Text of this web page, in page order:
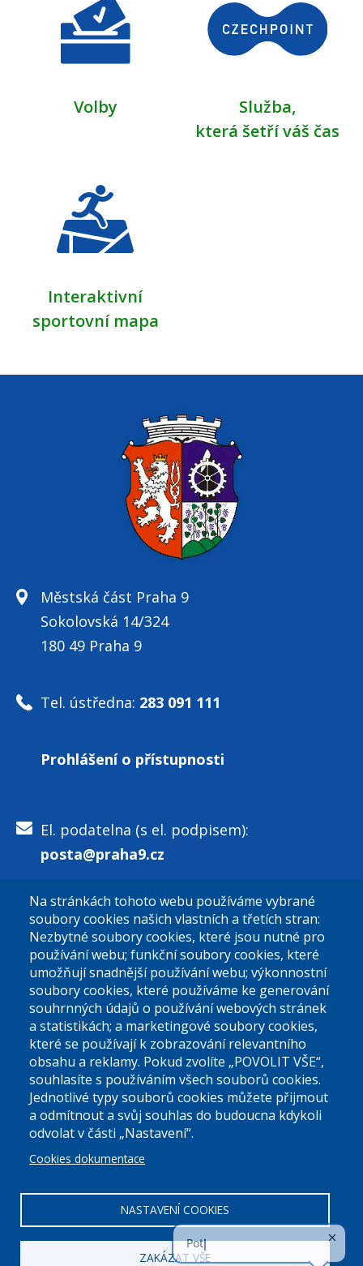
Volby
Služba,
která šetří váš čas
Interaktivní
sportovní mapa
Městská část Praha 9
Sokolovská 14/324
180 49 Praha 9
Tel. ústředna: 283 091 111
Prohlášení o přístupnosti
El. podatelna (s el. podpisem):
posta@praha9.cz
El. podatelna (bez el. podpisu):
podatelna@praha9.cz
Úřední dny:
Po a St: 08.00-12.00; 13.00-18.00
Úřední hodiny
00063894DIČ:CZ00063894
Na stránkách tohoto webu používáme vybrané
soubory cookies našich vlastních a třetích stran:
Nezbytné soubory cookies, které jsou nutné pro
používání webu; funkční soubory cookies, které
umožňují snadnější používání webu; výkonnostní
soubory cookies, které používáme ke generování
souhrnných údajů o používání webových stránek
a statistikách; a marketingové soubory cookies,
které se používají k zobrazování relevantního
obsahu a reklamy. Pokud zvolíte „POVOLIT VŠE“,
souhlasíte s používáním všech souborů cookies.
Jednotlivé typy souborů cookies můžete přijmout
a odmítnout a svůj souhlas do budoucna kdykoli
odvolat v části „Nastavení“.
Cookies dokumentace
NASTAVENÍ COOKIES
ZAKÁZAT VŠE